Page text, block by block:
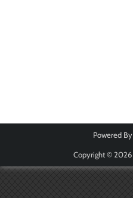
Powered By
Copyright © 2026